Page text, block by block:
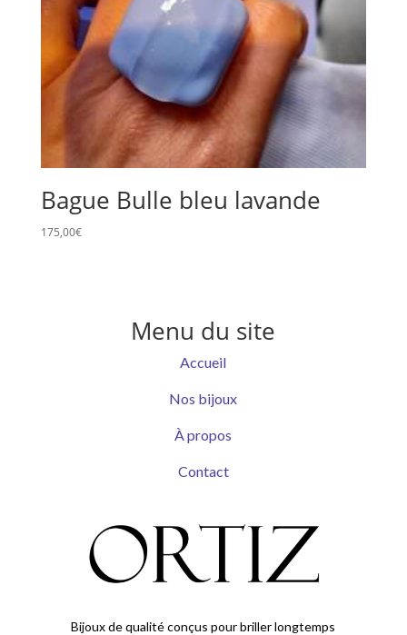
Bague Bulle bleu lavande
175,00€
Menu du site
Accueil
Nos bijoux
À propos
Contact
Bijoux de qualité conçus pour briller longtemps